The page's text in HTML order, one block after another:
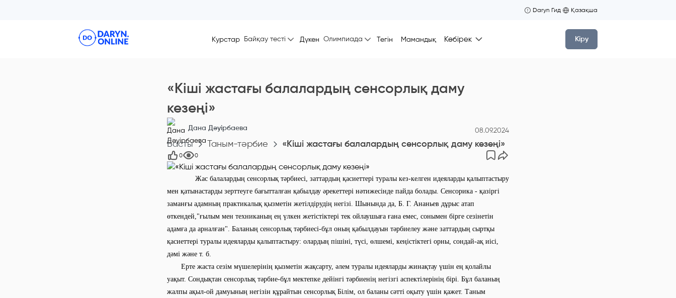
Daryn Гид Қазақша
Курстар Байқау тесті Дүкен Олимпиада Тегін Мамандық Көбірек Кіру
«Кіші жастағы балалардың сенсорлық даму
кезеңі»
Дана Дәуірбаева 08.09.2024
Басты Таным-тәрбие «Кіші жастағы балалардың сенсорлық даму кезеңі»
0 0
Жас балалардың сенсорлық тәрбиесі, заттардың қасиеттері туралы кез-келген идеяларды қалыптастыру
мен қатынастарды зерттеуге бағытталған қабылдау әрекеттері нәтижесінде пайда болады. Сенсорика - қазіргі
заманғы адамның практикалық қызметін жетілдірудің негізі. Шынында да, Б. Г. Ананьев дұрыс атап
өткендей,"ғылым мен техниканың ең үлкен жетістіктері тек ойлаушыға ғана емес, сонымен бірге сезінетін
адамға да арналған". Баланың сенсорлық тәрбиесі-бұл оның қабылдауын тәрбиелеу және заттардың сыртқы
қасиеттері туралы идеяларды қалыптастыру: олардың пішіні, түсі, өлшемі, кеңістіктегі орны, сондай-ақ иісі,
дәмі және т. б.
Ерте жаста сезім мүшелерінің қызметін жақсарту, әлем туралы идеяларды жинақтау үшін ең қолайлы
уақыт. Сондықтан сенсорлық тәрбие-бұл мектепке дейінгі тәрбиенің негізгі аспектілерінің бірі. Бұл баланың
жалпы ақыл-ой дамуының негізін құрайтын сенсорлық Білім, ол баланы сәтті оқыту үшін қажет. Таным